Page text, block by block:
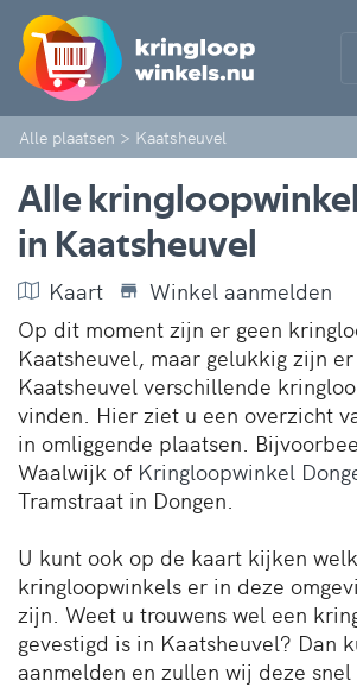
Alle plaatsen > Kaatsheuvel
Alle
in Kaatsheuvel
Kaart
Winkel aanmelden
Op dit moment zijn er geen
Kaatsheuvel, maar gelukkig zijn
Kaatsheuvel verschillende
vinden. Hier ziet u een overzicht
in omliggende plaatsen.
Waalwijk of Kringloopwinkel
Tramstraat in Dongen.
U kunt ook op de kaart kijken
kringloopwinkels er in deze
zijn. Weet u trouwens wel een
gevestigd is in Kaatsheuvel? Dan
aanmelden en zullen wij deze snel